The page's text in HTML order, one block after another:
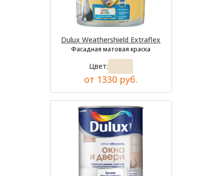
Dulux Weathershield Extraflex
Фасадная матовая краска
Цвет:
от 1330 руб.